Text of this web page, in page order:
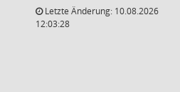
Letzte Änderung: 10.08.2026
12:03:28